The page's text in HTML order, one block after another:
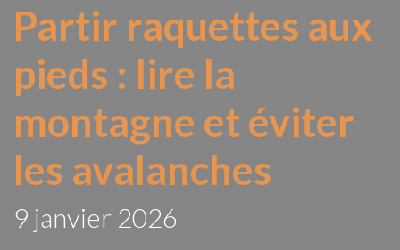
Partir raquettes aux
pieds : lire la
montagne et éviter
les avalanches
9 janvier 2026